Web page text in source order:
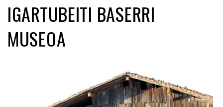
IGARTUBEITI BASERRI
MUSEOA